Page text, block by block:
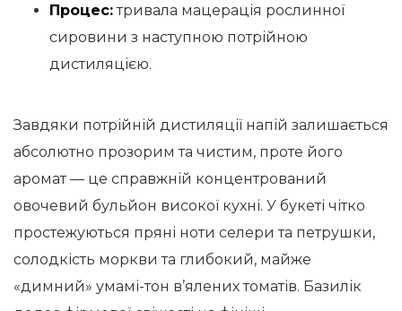
Процес:тривала мацерація рослинної
сировини з наступною потрійною
дистиляцією.
Завдяки потрійній дистиляції напій залишається
абсолютно прозорим та чистим, проте його
аромат — це справжній концентрований
овочевий бульйон високої кухні. У букеті чітко
простежуються пряні ноти селери та петрушки,
солодкість моркви та глибокий, майже
«димний» умамі-тон в’ялених томатів. Базилік